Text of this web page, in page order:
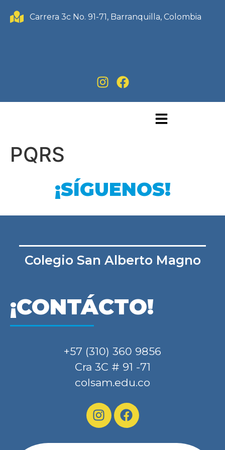
Carrera 3c No. 91-71, Barranquilla, Colombia
PQRS
¡SÍGUENOS!
Colegio San Alberto Magno
¡CONTÁCTO!
+57 (310) 360 9856
Cra 3C # 91 -71
colsam.edu.co